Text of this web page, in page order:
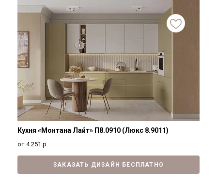
Кухня «Монтана Лайт» П8.0910 (Люкс 8.9011)
от 4 251 р.
ЗАКАЗАТЬ ДИЗАЙН БЕСПЛАТНО